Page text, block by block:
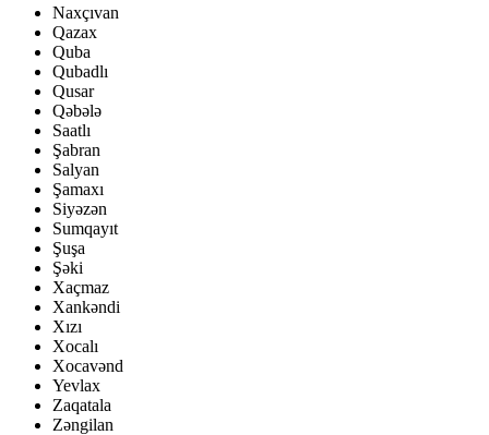
Naxçıvan
Qazax
Quba
Qubadlı
Qusar
Qəbələ
Saatlı
Şabran
Salyan
Şamaxı
Siyəzən
Sumqayıt
Şuşa
Şəki
Xaçmaz
Xankəndi
Xızı
Xocalı
Xocavənd
Yevlax
Zaqatala
Zəngilan